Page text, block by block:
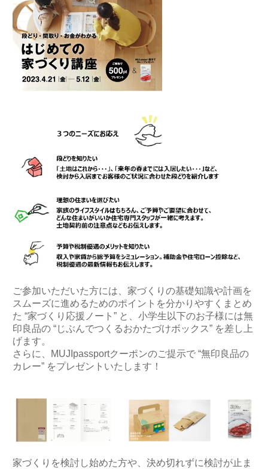
ご参加いただいた方には、家づくりの基礎知識や計画を
スムーズに進めるためのポイントを分かりやすくまとめ
た “家づくり応援ノート” と、小学生以下のお子様には無
印良品の “じぶんでつくるおかたづけボックス” を差し上
げます。
さらに、MUJIpassportクーポンのご提示で “無印良品の
カレー” をプレゼントいたします！
家づくりを検討し始めた方や、決め切れずに検討が止ま